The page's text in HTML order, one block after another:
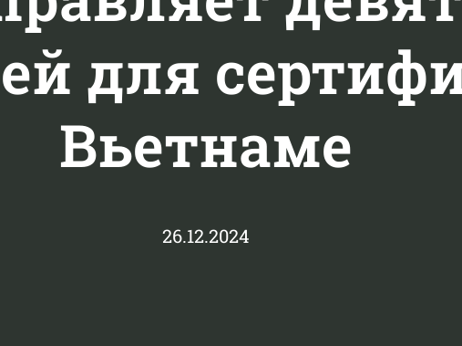
для
Вьетнаме
26.12.2024